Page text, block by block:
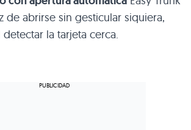
de abrirse sin gesticular siquiera,
la tarjeta cerca.